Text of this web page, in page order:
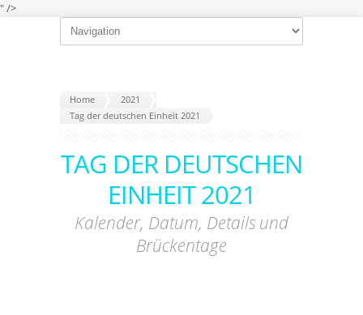
" />
Home
2021
Tag der deutschen Einheit 2021
TAG DER DEUTSCHEN
EINHEIT 2021
Kalender, Datum, Details und
Brückentage